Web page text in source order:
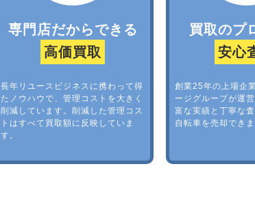
専門店だからできる
高価買取
長年リユースビジネスに携わって得
たノウハウで、管理コストを大きく
削減しています。削減した管理コス
トはすべて買取額に反映していま
す。
買取のプ
安心
創業25年の上場企
ージグループが運
富な実績と丁寧な
自転車を売却できま